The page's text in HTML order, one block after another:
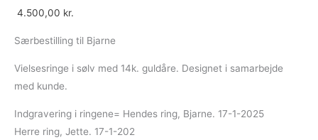
4.500,00 kr.
Særbestilling til Bjarne
Vielsesringe i sølv med 14k. guldåre. Designet i samarbejde
med kunde.
Indgravering i ringene= Hendes ring, Bjarne. 17-1-2025
Herre ring, Jette. 17-1-202